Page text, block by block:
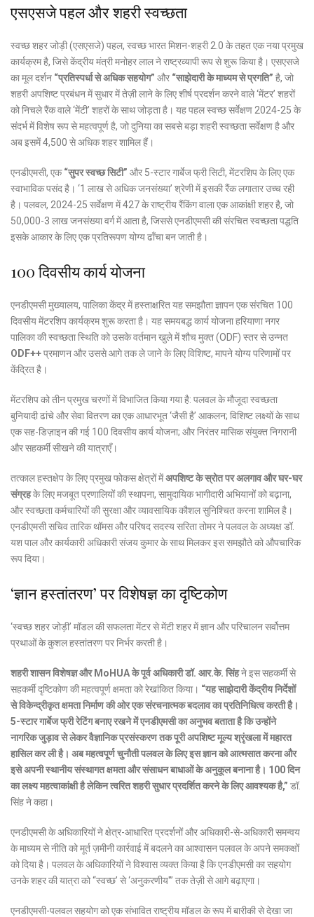
एसएसजे पहल और शहरी स्वच्छता
स्वच्छ शहर जोड़ी (एसएसजे) पहल, स्वच्छ भारत मिशन-शहरी 2.0 के तहत एक नया प्रमुख
कार्यक्रम है, जिसे केंद्रीय मंत्री मनोहर लाल ने राष्ट्रव्यापी रूप से शुरू किया है। एसएसजे
का मूल दर्शन “प्रतिस्पर्धा से अधिक सहयोग” और “साझेदारी के माध्यम से प्रगति” है, जो
शहरी अपशिष्ट प्रबंधन में सुधार में तेज़ी लाने के लिए शीर्ष प्रदर्शन करने वाले ‘मेंटर’ शहरों
को निचले रैंक वाले ‘मेंटी’ शहरों के साथ जोड़ता है। यह पहल स्वच्छ सर्वेक्षण 2024-25 के
संदर्भ में विशेष रूप से महत्वपूर्ण है, जो दुनिया का सबसे बड़ा शहरी स्वच्छता सर्वेक्षण है और
अब इसमें4,500 से अधिक शहर शामिल हैं।
एनडीएमसी, एक“सुपर स्वच्छ सिटी” और 5-स्टारगार्बेज फ्री सिटी, मेंटरशिप के लिए एक
स्वाभाविक पसंद है। ‘1 लाख से अधिक जनसंख्या’ श्रेणी में इसकी रैंक लगातार उच्च रही
है। पलवल, 2024-25 सर्वेक्षण में427के राष्ट्रीय रैंकिंग वाला एक आकांक्षी शहर है, जो
50,000-3 लाख जनसंख्या वर्ग में आता है, जिससे एनडीएमसी की संरचित स्वच्छता पद्धति
इसके आकार के लिए एक प्रतिरूपण योग्य ढाँचा बन जाती है।
100दिवसीय कार्य योजना
एनडीएमसी मुख्यालय, पालिका केंद्र में हस्ताक्षरित यह समझौता ज्ञापन एक संरचित 100
दिवसीय मेंटरशिप कार्यक्रम शुरू करता है। यह समयबद्ध कार्य योजना हरियाणा नगर
पालिका की स्वच्छता स्थिति को उसके वर्तमान खुले में शौच मुक्त (ODF) स्तर से उन्नत
ODF++प्रमाणन और उससे आगे तक ले जाने के लिए विशिष्ट, मापने योग्य परिणामों पर
केंद्रित है।
मेंटरशिप को तीन प्रमुख चरणों में विभाजित किया गया है: पलवल के मौजूदा स्वच्छता
बुनियादी ढांचे और सेवा वितरण का एक आधारभूत ‘जैसी है’ आकलन; विशिष्ट लक्ष्यों के साथ
एक सह-डिज़ाइन की गई 100 दिवसीय कार्य योजना; और निरंतर मासिक संयुक्त निगरानी
और सहकर्मी सीखने की यात्राएँ।
तत्काल हस्तक्षेप के लिए प्रमुख फोकस क्षेत्रों मेंअपशिष्ट के स्रोत पर अलगाव और घर-घर
संग्रहके लिए मजबूत प्रणालियों की स्थापना, सामुदायिक भागीदारी अभियानों को बढ़ाना,
और स्वच्छता कर्मचारियों की सुरक्षा और व्यावसायिक कौशल सुनिश्चित करना शामिल है।
एनडीएमसी सचिव तारिक थॉमस और परिषद सदस्य सरिता तोमर ने पलवल के अध्यक्ष डॉ.
यश पाल और कार्यकारी अधिकारी संजय कुमार के साथ मिलकर इस समझौते को औपचारिक
रूप दिया।
‘ज्ञान हस्तांतरण’ पर विशेषज्ञ का दृष्टिकोण
‘स्वच्छ शहर जोड़ी’ मॉडल की सफलता मेंटर से मेंटी शहर में ज्ञान और परिचालन सर्वोत्तम
प्रथाओं के कुशल हस्तांतरण पर निर्भर करती है।
शहरी शासन विशेषज्ञ और MoHUA के पूर्व अधिकारी डॉ. आर.के. सिंहने इस सहकर्मी से
सहकर्मी दृष्टिकोण की महत्वपूर्ण क्षमता को रेखांकित किया। “यह साझेदारी केंद्रीय निर्देशों
से विकेन्द्रीकृत क्षमता निर्माण की ओर एक संरचनात्मक बदलाव का प्रतिनिधित्व करती है।
5-स्टारगार्बेज फ्री रेटिंग बनाए रखने में एनडीएमसी का अनुभव बताता है कि उन्होंने
नागरिक जुड़ाव से लेकर वैज्ञानिक प्रसंस्करण तक पूरी अपशिष्ट मूल्य श्रृंखला में महारत
हासिल कर ली है। अब महत्वपूर्ण चुनौती पलवल के लिए इस ज्ञान को आत्मसात करना और
इसे अपनी स्थानीय संस्थागत क्षमता और संसाधन बाधाओं के अनुकूल बनाना है। 100दिन
का लक्ष्य महत्वाकांक्षी है लेकिन त्वरित शहरी सुधार प्रदर्शित करने के लिए आवश्यक है,” डॉ.
सिंह ने कहा।
एनडीएमसी के अधिकारियों ने क्षेत्र-आधारित प्रदर्शनों और अधिकारी-से-अधिकारी समन्वय
के माध्यम से नीति को मूर्त ज़मीनी कार्रवाई में बदलने का आश्वासन पलवल के अपने समकक्षों
को दिया है। पलवल के अधिकारियों ने विश्वास व्यक्त किया है कि एनडीएमसी का सहयोग
उनके शहर की यात्रा को “स्वच्छ’ से ‘अनुकरणीय'” तक तेज़ी से आगे बढ़ाएगा।
एनडीएमसी-पलवल सहयोग को एक संभावित राष्ट्रीय मॉडल के रूप में बारीकी से देखा जा